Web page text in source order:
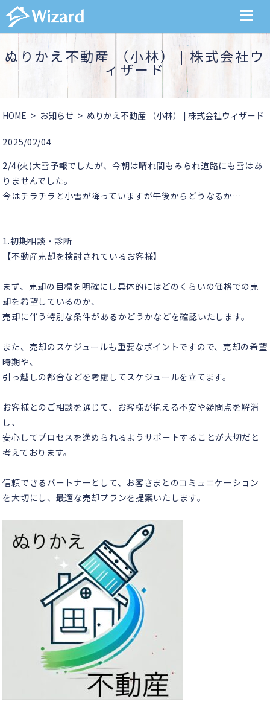
MENU
ぬりかえ不動産 （小林） | 株式会社ウ
ィザード
HOME お知らせ ぬりかえ不動産 （小林） | 株式会社ウィザード
2025/02/04
2/4(火)大雪予報でしたが、今朝は晴れ間もみられ道路にも雪はあ
りませんでした。
今はチラチラと小雪が降っていますが午後からどうなるか…
1.初期相談・診断
【不動産売却を検討されているお客様】
まず、売却の目標を明確にし具体的にはどのくらいの価格での売
却を希望しているのか、
売却に伴う特別な条件があるかどうかなどを確認いたします。
また、売却のスケジュールも重要なポイントですので、売却の希望
時期や、
引っ越しの都合などを考慮してスケジュールを立てます。
お客様とのご相談を通じて、お客様が抱える不安や疑問点を解消
し、
安心してプロセスを進められるようサポートすることが大切だと
考えております。
信頼できるパートナーとして、お客さまとのコミュニケーション
を大切にし、最適な売却プランを提案いたします。